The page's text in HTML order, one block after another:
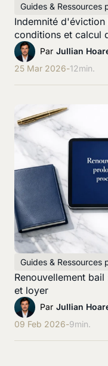
Guides & Ressources
Indemnité
conditions et calcul
Par Jullian
25 Mar 2026-12min.
Guides & Ressources
Renouvellement
et loyer
Par Jullian
09 Feb 2026-9min.